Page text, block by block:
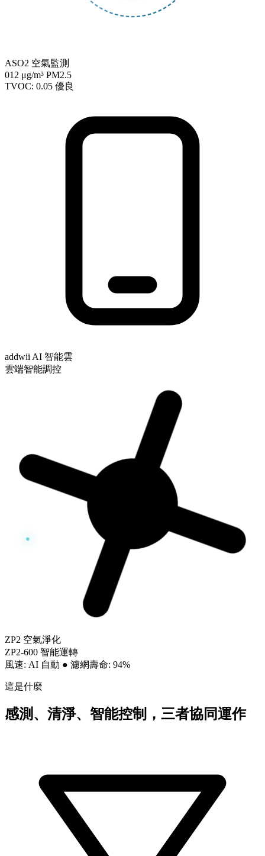
ASO2 空氣監測
012 μg/m³ PM2.5
TVOC: 0.05 優良
addwii AI 智能雲
雲端智能調控
ZP2 空氣淨化
ZP2-600 智能運轉
風速: AI 自動 ● 濾網壽命: 94%
這是什麼
感測、清淨、智能控制，三者協同運作